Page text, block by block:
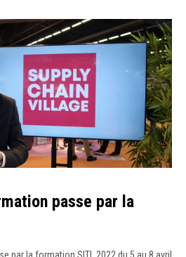
passe par la